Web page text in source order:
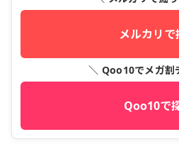
メルカリで
＼ Qoo10でメガ割
Qoo10で